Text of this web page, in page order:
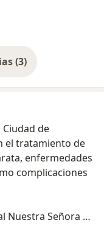
Mostrar más noticias (3)
de
el tratamiento de
enfermedades
complicaciones
Nuestra Señora de
y el